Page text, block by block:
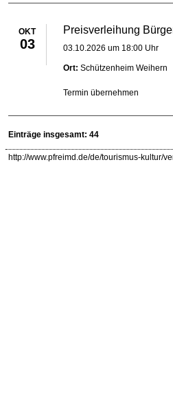
OKT
03
Preisverleihung
03.10.2026 um 18:00 Uhr
Ort: Schützenheim Weihern
Termin übernehmen
Einträge insgesamt: 44
http://www.pfreimd.de/de/tourismus-kultur/